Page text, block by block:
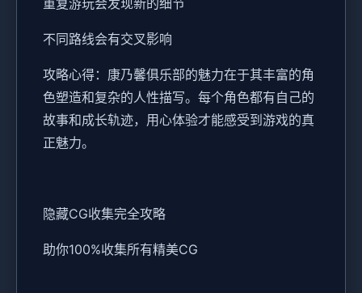
重复游玩会发现新的细节
不同路线会有交叉影响
攻略心得：康乃馨俱乐部的魅力在于其丰富的角
色塑造和复杂的人性描写。每个角色都有自己的
故事和成长轨迹，用心体验才能感受到游戏的真
正魅力。
隐藏CG收集完全攻略
助你100%收集所有精美CG